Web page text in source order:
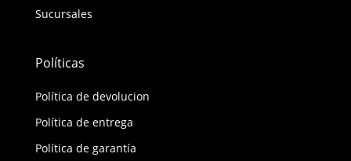
Sucursales
Políticas
Política de devolucion
Política de entrega
Política de garantía